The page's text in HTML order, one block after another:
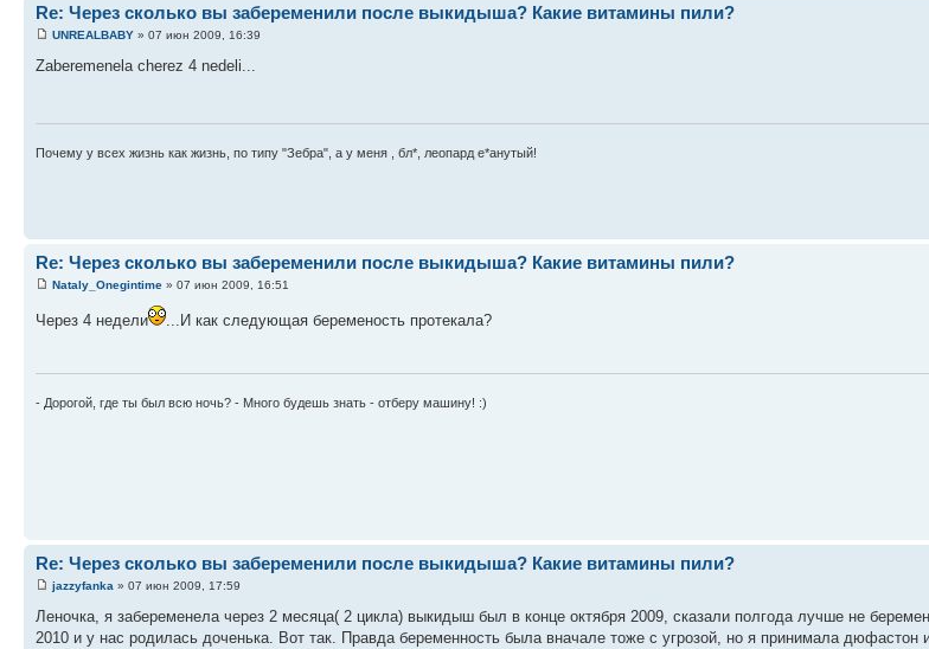
Re: Через сколько вы забеременили после выкидыша? Какие витамины пили?
UNREALBABY » 07 июн 2009, 16:39
Zaberemenela cherez 4 nedeli...
Почему у всех жизнь как жизнь, по типу "Зебра", а у меня , бл*, леопард е*анутый!
Re: Через сколько вы забеременили после выкидыша? Какие витамины пили?
Nataly_Onegintime » 07 июн 2009, 16:51
Через 4 недели ...И как следующая беременость протекала?
- Дорогой, где ты был всю ночь? - Много будешь знать - отберу машину! :)
Re: Через сколько вы забеременили после выкидыша? Какие витамины пили?
jazzyfanka » 07 июн 2009, 17:59
Леночка, я забеременела через 2 месяца( 2 цикла) выкидыш был в конце октября 2009, сказали полгода лучше не
2010 и у нас родилась доченька. Вот так. Правда беременность была вначале тоже с угрозой, но я принимала дюфастон